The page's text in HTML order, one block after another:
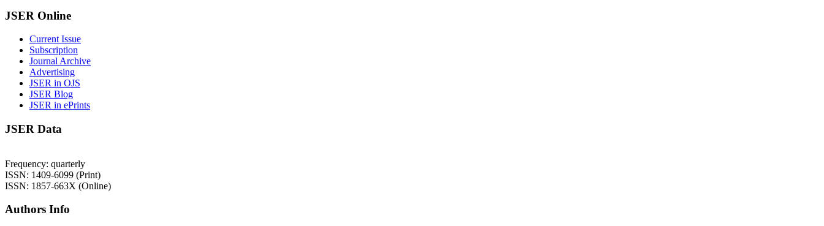
JSER Online
Current Issue
Subscription
Journal Archive
Advertising
JSER in OJS
JSER Blog
JSER in ePrints
JSER Data
Frequency: quarterly
ISSN: 1409-6099 (Print)
ISSN: 1857-663X (Online)
Authors Info